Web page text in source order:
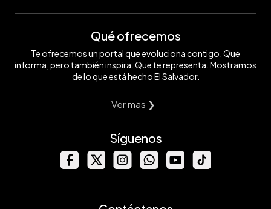
Qué ofrecemos
Te ofrecemos un portal que evoluciona contigo. Que
informa, pero también inspira. Que te representa. Mostramos
de lo que está hecho El Salvador.
Ver mas ❯
Síguenos